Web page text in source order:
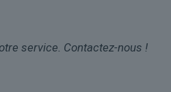
service. Contactez-nous !